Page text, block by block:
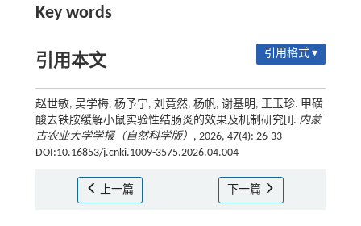
Key words
引用本文 引用格式 ▾
赵世敏, 吴学梅, 杨予宁, 刘竟然, 杨帆, 谢基明, 王玉珍. 甲磺
酸去铁胺缓解小鼠实验性结肠炎的效果及机制研究[J]. 内蒙
古农业大学学报（自然科学版） , 2026, 47(4): 26-33
DOI:10.16853/j.cnki.1009-3575.2026.04.004
上一篇 下一篇